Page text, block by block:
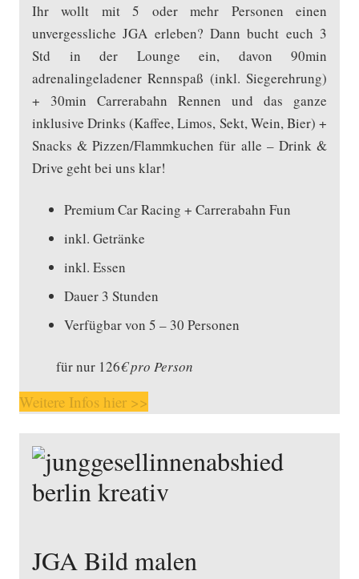
Ihr wollt mit 5 oder mehr Personen einen
unvergessliche JGA erleben? Dann bucht euch 3
Std in der Lounge ein, davon 90min
adrenalingeladener Rennspaß (inkl. Siegerehrung)
+ 30min Carrerabahn Rennen und das ganze
inklusive Drinks (Kaffee, Limos, Sekt, Wein, Bier) +
Snacks & Pizzen/Flammkuchen für alle – Drink &
Drive geht bei uns klar!
Premium Car Racing + Carrerabahn Fun
inkl. Getränke
inkl. Essen
Dauer 3 Stunden
Verfügbar von 5 – 30 Personen
für nur 126€ pro Person
Weitere Infos hier >>
JGA Bild malen